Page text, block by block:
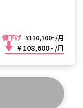
値下げ ¥110,100~/月
¥ 108,600~ /月